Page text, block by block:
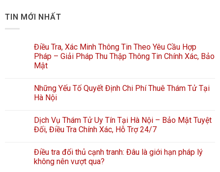
TIN MỚI NHẤT
Điều Tra, Xác Minh Thông Tin Theo Yêu Cầu Hợp
Pháp – Giải Pháp Thu Thập Thông Tin Chính Xác, Bảo
Mật
Những Yếu Tố Quyết Định Chi Phí Thuê Thám Tử Tại
Hà Nội
Dịch Vụ Thám Tử Uy Tín Tại Hà Nội – Bảo Mật Tuyệt
Đối, Điều Tra Chính Xác, Hỗ Trợ 24/7
Điều tra đối thủ cạnh tranh: Đâu là giới hạn pháp lý
không nên vượt qua?